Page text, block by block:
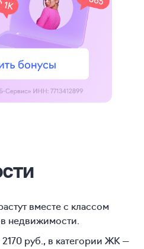
вместе с классом
недвижимости.
руб., в категории ЖК —